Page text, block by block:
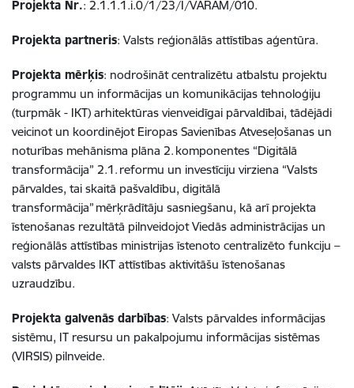
Projekta Nr.: 2.1.1.1.i.0/1/23/I/VARAM/010.
Projekta partneris: Valsts reģionālās attīstības aģentūra.
Projekta mērķis: nodrošināt centralizētu atbalstu projektu
programmu un informācijas un komunikācijas tehnoloģiju
(turpmāk - IKT) arhitektūras vienveidīgai pārvaldībai, tādējādi
veicinot un koordinējot Eiropas Savienības Atveseļošanas un
noturības mehānisma plāna 2. komponentes “Digitālā
transformācija” 2.1. reformu un investīciju virziena “Valsts
pārvaldes, tai skaitā pašvaldību, digitālā
transformācija” mērķrādītāju sasniegšanu, kā arī projekta
īstenošanas rezultātā pilnveidojot Viedās administrācijas un
reģionālās attīstības ministrijas īstenoto centralizēto funkciju –
valsts pārvaldes IKT attīstības aktivitāšu īstenošanas
uzraudzību.
Projekta galvenās darbības: Valsts pārvaldes informācijas
sistēmu, IT resursu un pakalpojumu informācijas sistēmas
(VIRSIS) pilnveide.